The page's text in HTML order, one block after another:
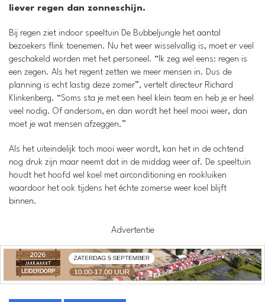
liever regen dan zonneschijn.
Bij regen ziet indoor speeltuin De Bubbeljungle het aantal
bezoekers flink toenemen. Nu het weer wisselvallig is, moet er veel
geschakeld worden met het personeel. “Ik zeg wel eens: regen is
een zegen. Als het regent zetten we meer mensen in. Dus de
planning is echt lastig deze zomer”, vertelt directeur Richard
Klinkenberg. “Soms sta je met een heel klein team en heb je er heel
veel nodig. Of andersom, en dan wordt het heel mooi weer, dan
moet je wat mensen afzeggen.”
Als het uiteindelijk toch mooi weer wordt, kan het in de ochtend
nog druk zijn maar neemt dat in de middag weer af. De speeltuin
houdt het hoofd wel koel met airconditioning en rookluiken
waardoor het ook tijdens het échte zomerse weer koel blijft
binnen.
Advertentie